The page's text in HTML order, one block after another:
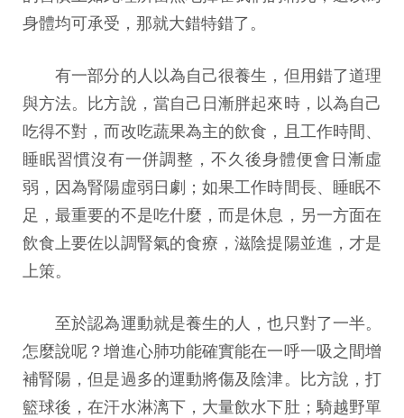
身體均可承受，那就大錯特錯了。
有一部分的人以為自己很養生，但用錯了道理
與方法。比方說，當自己日漸胖起來時，以為自己
吃得不對，而改吃蔬果為主的飲食，且工作時間、
睡眠習慣沒有一併調整，不久後身體便會日漸虛
弱，因為腎陽虛弱日劇；如果工作時間長、睡眠不
足，最重要的不是吃什麼，而是休息，另一方面在
飲食上要佐以調腎氣的食療，滋陰提陽並進，才是
上策。
至於認為運動就是養生的人，也只對了一半。
怎麼說呢？增進心肺功能確實能在一呼一吸之間增
補腎陽，但是過多的運動將傷及陰津。比方說，打
籃球後，在汗水淋漓下，大量飲水下肚；騎越野單